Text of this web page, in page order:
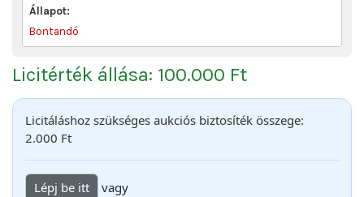
Állapot:
Bontandó
Licitérték állása: 100.000 Ft
Licitáláshoz szükséges aukciós biztosíték összege:
2.000 Ft
Lépj be itt
vagy